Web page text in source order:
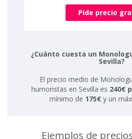
Pide precio
¿Cuánto cuesta un
Sevilla?
El precio medio de
humoristas en Sevilla es 240€
mínimo de 175€ y un
Ejemplos de